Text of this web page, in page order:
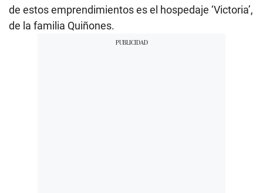
de estos emprendimientos es el hospedaje ‘Victoria’,
de la familia Quiñones.